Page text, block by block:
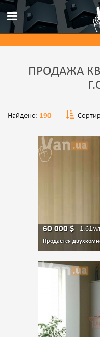
ПРОДАЖА
Найдено: 190
60 000$
Продается